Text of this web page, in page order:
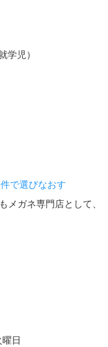
学児）
メガネ専門店として、
日